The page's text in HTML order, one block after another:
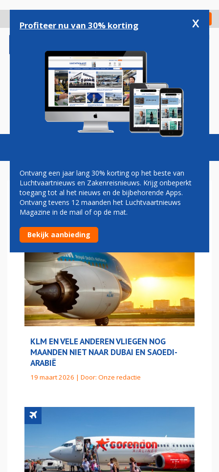
gaan
Check in
Magazine Podcasts Vacatures
CRISIS MIDDEN-OOSTEN
KLM EN VELE ANDEREN VLIEGEN NOG
MAANDEN NIET NAAR DUBAI EN SAOEDI-
ARABIË
19 maart 2026 | Door: Onze redactie
Profiteer nu van 30% korting x
Ontvang een jaar lang 30% korting op het beste van
Luchtvaartnieuws en Zakenreisnieuws. Krijg onbeperkt
toegang tot al het nieuws en de bijbehorende Apps.
Ontvang tevens 12 maanden het Luchtvaartnieuws
Magazine in de mail of op de mat.
Bekijk aanbieding